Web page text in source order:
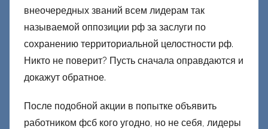
внеочередных званий всем лидерам так
называемой оппозиции рф за заслуги по
сохранению территориальной целостности рф.
Никто не поверит? Пусть сначала оправдаются и
докажут обратное.
После подобной акции в попытке объявить
работником фсб кого угодно, но не себя, лидеры